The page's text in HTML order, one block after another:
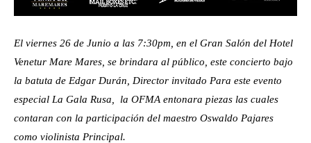
El viernes 26 de Junio a las 7:30pm, en el Gran Salón del Hotel
Venetur Mare Mares, se brindara al público, este concierto bajo
la batuta de Edgar Durán, Director invitado Para este evento
especial La Gala Rusa, la OFMA entonara piezas las cuales
contaran con la participación del maestro Oswaldo Pajares
como violinista Principal.